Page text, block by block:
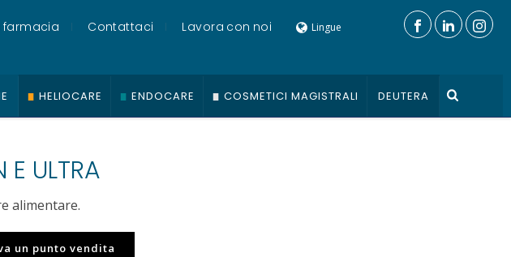
farmacia Contattaci Lavora con noi Lingue
HELIOCARE ENDOCARE COSMETICI MAGISTRALI DEUTERA
E ULTRA
alimentare.
un punto vendita